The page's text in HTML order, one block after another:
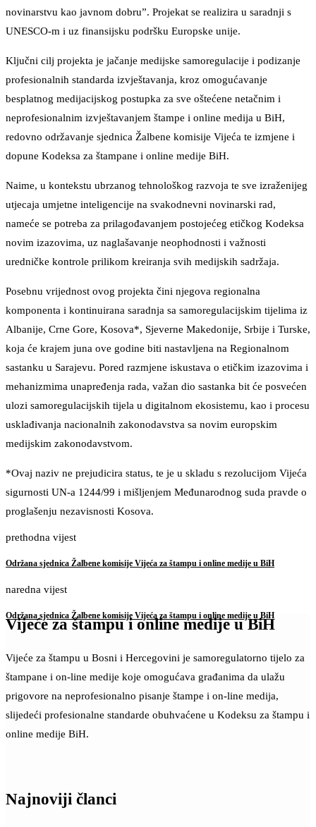
novinarstvu kao javnom dobru”. Projekat se realizira u saradnji s
UNESCO-m i uz finansijsku podršku Europske unije.
Ključni cilj projekta je jačanje medijske samoregulacije i podizanje
profesionalnih standarda izvještavanja, kroz omogućavanje
besplatnog medijacijskog postupka za sve oštećene netačnim i
neprofesionalnim izvještavanjem štampe i online medija u BiH,
redovno održavanje sjednica Žalbene komisije Vijeća te izmjene i
dopune Kodeksa za štampane i online medije BiH.
Naime, u kontekstu ubrzanog tehnološkog razvoja te sve izraženijeg
utjecaja umjetne inteligencije na svakodnevni novinarski rad,
nameće se potreba za prilagođavanjem postojećeg etičkog Kodeksa
novim izazovima, uz naglašavanje neophodnosti i važnosti
uredničke kontrole prilikom kreiranja svih medijskih sadržaja.
Posebnu vrijednost ovog projekta čini njegova regionalna
komponenta i kontinuirana saradnja sa samoregulacijskim tijelima iz
Albanije, Crne Gore, Kosova*, Sjeverne Makedonije, Srbije i Turske,
koja će krajem juna ove godine biti nastavljena na Regionalnom
sastanku u Sarajevu. Pored razmjene iskustava o etičkim izazovima i
mehanizmima unapređenja rada, važan dio sastanka bit će posvećen
ulozi samoregulacijskih tijela u digitalnom ekosistemu, kao i procesu
usklađivanja nacionalnih zakonodavstva sa novim europskim
medijskim zakonodavstvom.
*Ovaj naziv ne prejudicira status, te je u skladu s rezolucijom Vijeća
sigurnosti UN-a 1244/99 i mišljenjem Međunarodnog suda pravde o
proglašenju nezavisnosti Kosova.
prethodna vijest
Održana sjednica Žalbene komisije Vijeća za štampu i online medije u BiH
naredna vijest
Održana sjednica Žalbene komisije Vijeća za štampu i online medije u BiH
Vijeće za štampu i online medije u BiH
Vijeće za štampu u Bosni i Hercegovini je samoregulatorno tijelo za
štampane i on-line medije koje omogućava građanima da ulažu
prigovore na neprofesionalno pisanje štampe i on-line medija,
slijedeći profesionalne standarde obuhvaćene u Kodeksu za štampu i
online medije BiH.
Najnoviji članci